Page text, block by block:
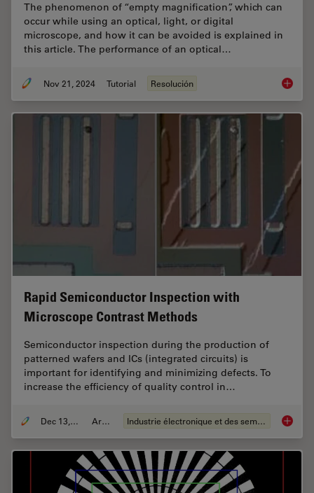
The phenomenon of “empty magnification”, which can
occur while using an optical, light, or digital
microscope, and how it can be avoided is explained in
this article. The performance of an optical…
Nov 21, 2024 Tutorial Resolución What
Rapid Semiconductor Inspection with
Microscope Contrast Methods
Semiconductor inspection during the production of
patterned wafers and ICs (integrated circuits) is
important for identifying and minimizing defects. To
increase the efficiency of quality control in…
Dec 13, 2023 Article Industrie électronique et des semi-conducteurs Rapid